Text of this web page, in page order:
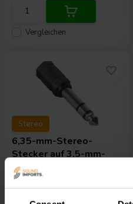
Vergleichen
Stereo
6,35-mm-Stereo-
Stecker auf 3,5-mm-
Stereo-Stecker-
Adapter